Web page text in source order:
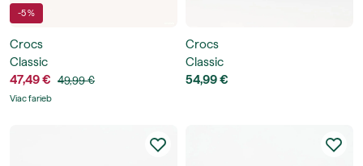
-5 %
Crocs
Classic
47,49 € 49,99 €
Viac farieb
Crocs
Classic
54,99 €